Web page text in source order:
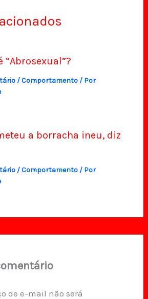
“Abrosexual”?
/Comportamento/ Por
a borracha ineu, diz
/Comportamento/ Por
de e-mail não será